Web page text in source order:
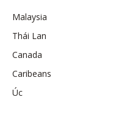
Malaysia
Thái Lan
Canada
Caribeans
Úc